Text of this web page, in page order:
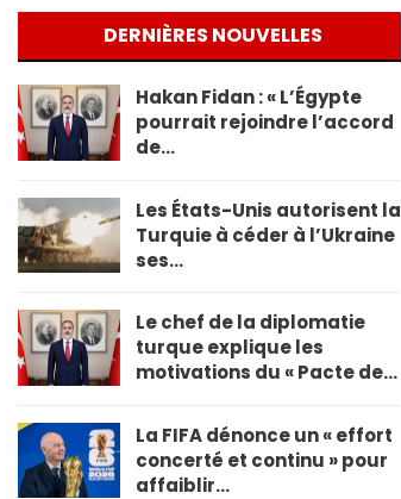
DERNIÈRES NOUVELLES
Hakan Fidan : « L’Égypte
pourrait rejoindre l’accord
de…
Les États-Unis autorisent la
Turquie à céder à l’Ukraine
ses…
Le chef de la diplomatie
turque explique les
motivations du « Pacte de…
La FIFA dénonce un « effort
concerté et continu » pour
affaiblir…